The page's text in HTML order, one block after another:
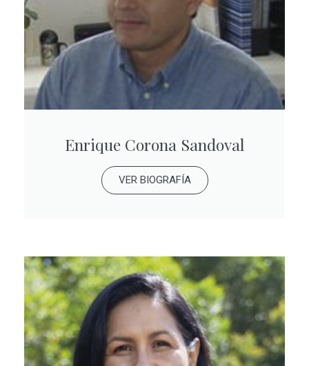
Enrique Corona Sandoval
VER BIOGRAFÍA